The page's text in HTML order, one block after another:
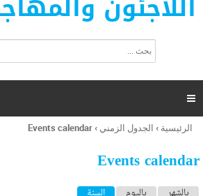
ت
ر
ل
ح
ب

أنت
هنا
الرئيسية › الجدول الزمني ›
Events calendar
Events calendar